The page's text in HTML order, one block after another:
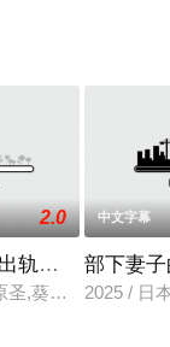
for her
2.0
轨性爱
圣,葵悠太
中文字幕
部下妻
2025 / 日